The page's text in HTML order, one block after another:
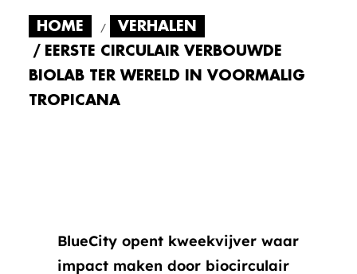
HOME
VERHALEN
EERSTE CIRCULAIR VERBOUWDE
BIOLAB TER WERELD IN VOORMALIG
TROPICANA
BlueCity opent kweekvijver waar
impact maken door biocirculair